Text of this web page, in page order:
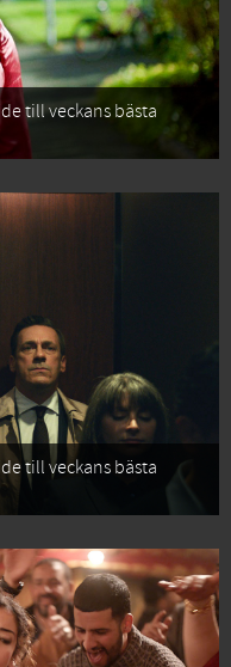
till veckans bästa
till veckans bästa